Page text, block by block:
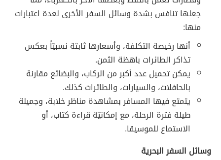
جعلها تنافس بشدة وسائل السفر الأخرى لعدة اعتبارات
منها:
أنها رخيصة التكلفة، وأسعارها ثابتة نسبيّاً بعكس
تذاكر الطائرات باهظة الثمن.
يمكن تحميل عدد أكبر من الركاب، والبضائع مقارنة
بالحافلات، والسيارات، والطائرات كذلك.
يتمتع فيها المسافر بمشاهدة مناظر خلابة، وجميلة
طيلة فترة الرحلة، مع إمكانيّة قراءة كتاب، أو
الاستماع للموسيقا.
وسائل السفر البحرية